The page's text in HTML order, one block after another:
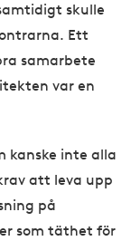
skulle
Ett
samarbete
var en
kanske inte alla
att leva upp
på
som täthet för